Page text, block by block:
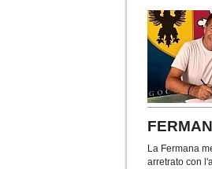
La Fermana
arretrato con